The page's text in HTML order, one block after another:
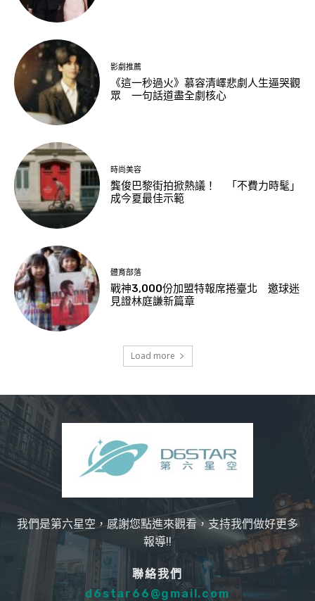
影劇推薦
《這一秒過火》慕容清嶧悲劇人生逼哭觀
眾 一句話道盡全劇核心
時尚美容
龔俊巴黎街拍掀熱議！ 「不費力時髦」
成今夏最佳示範
體育部落
戰神3,000份加盟特報席捲臺北 邀球迷
見證林庭謙新篇章
Load more
我們是第六星空，感謝您點進來觀看，支持我們做好更多
報導!!
聯絡我們
d6star66@gmail.com